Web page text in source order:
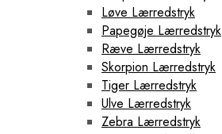
Løve Lærredstryk
Papegøje Lærredstryk
Ræve Lærredstryk
Skorpion Lærredstryk
Tiger Lærredstryk
Ulve Lærredstryk
Zebra Lærredstryk